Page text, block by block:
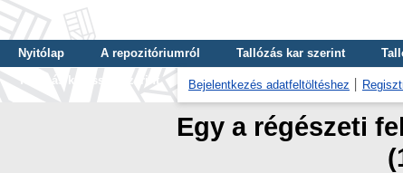
Nyitólap A repozitóriumról Tallózás kar szerint
Tallózás kulcsszó szerint
Bejelentkezés adatfeltöltéshez
Egy a régészeti